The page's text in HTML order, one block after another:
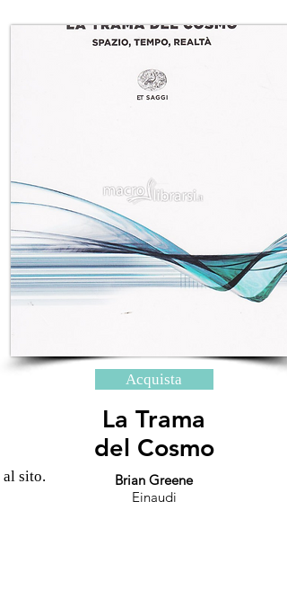
Acquista
La Trama
del Cosmo
Brian Greene
Einaudi
al sito.